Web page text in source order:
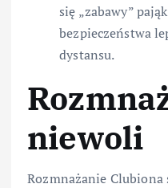
się „zabawy”
bezpieczeństwa
dystansu.
niewoli
Rozmnażanie